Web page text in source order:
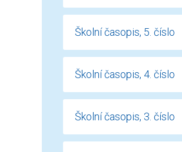
Školní časopis, 5. číslo
Školní časopis, 4. číslo
Školní časopis, 3. číslo